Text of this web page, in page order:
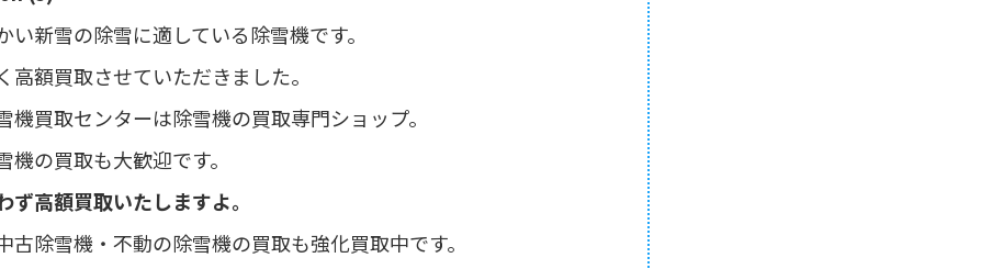
い新雪の除雪に適している除雪機です。
高額買取させていただきました。
機買取センターは除雪機の買取専門ショップ。
機の買取も大歓迎です。
ず高額買取いたしますよ。
古除雪機・不動の除雪機の買取も強化買取中です。